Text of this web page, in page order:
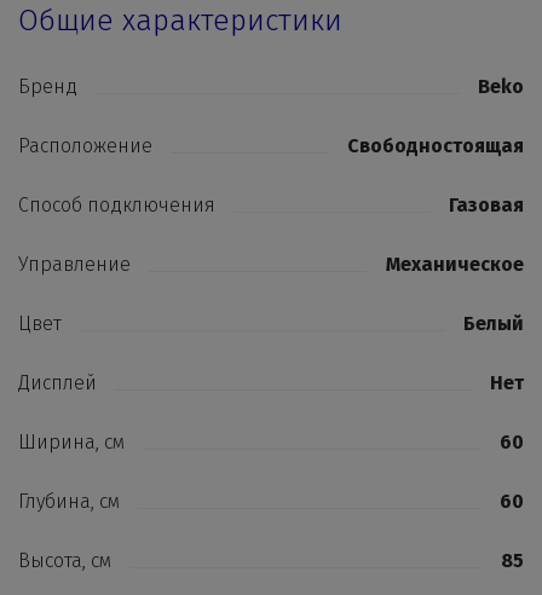
Общие характеристики
Бренд Beko
Расположение Свободностоящая
Способ подключения Газовая
Управление Механическое
Цвет Белый
Дисплей Нет
Ширина, см 60
Глубина, см 60
Высота, см 85